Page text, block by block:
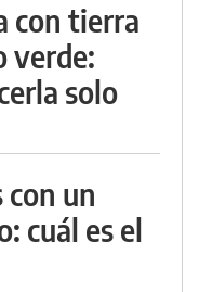
con tierra
verde:
solo
con un
cuál es el